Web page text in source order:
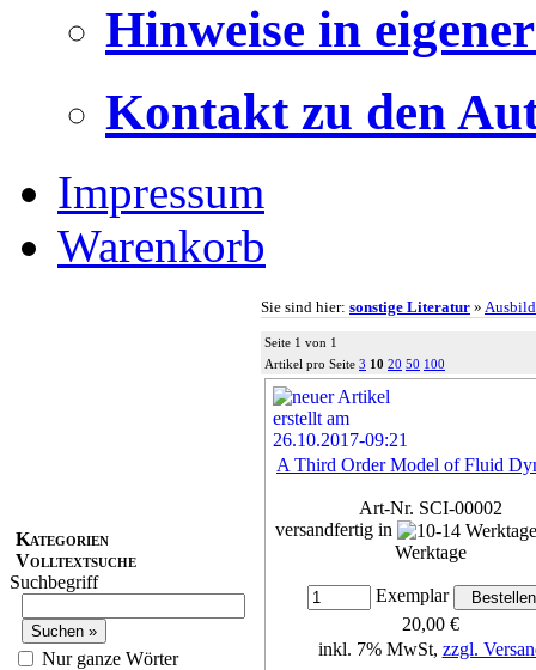
Hinweise in
Kontakt zu den
Impressum
Warenkorb
Kategorien
Volltextsuche
Suchbegriff
Nur ganze Wörter
Sie sind hier: sonstige Literatur »
Seite 1 von 1
Artikel pro Seite 3 10 20 50 100
A Third Order Model of Fluid
Art-Nr. SCI-00002
versandfertig in
Werktage
Exemplar
20,00 €
inkl. 7% MwSt, zzgl.